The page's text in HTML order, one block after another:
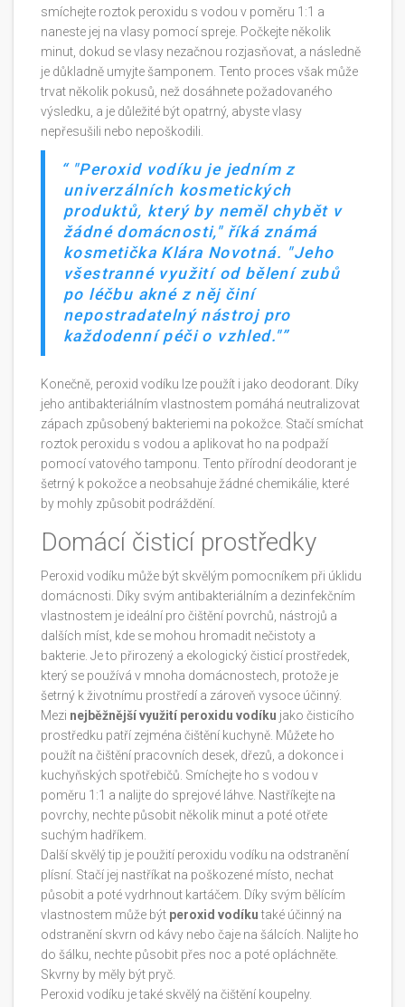
smíchejte roztok peroxidu s vodou v poměru 1:1 a
naneste jej na vlasy pomocí spreje. Počkejte několik
minut, dokud se vlasy nezačnou rozjasňovat, a následně
je důkladně umyjte šamponem. Tento proces však může
trvat několik pokusů, než dosáhnete požadovaného
výsledku, a je důležité být opatrný, abyste vlasy
nepřesušili nebo nepoškodili.
"Peroxid vodíku je jedním z
univerzálních kosmetických
produktů, který by neměl chybět v
žádné domácnosti," říká známá
kosmetička Klára Novotná. "Jeho
všestranné využití od bělení zubů
po léčbu akné z něj činí
nepostradatelný nástroj pro
každodenní péči o vzhled."
Konečně, peroxid vodíku lze použít i jako deodorant. Díky
jeho antibakteriálním vlastnostem pomáhá neutralizovat
zápach způsobený bakteriemi na pokožce. Stačí smíchat
roztok peroxidu s vodou a aplikovat ho na podpaží
pomocí vatového tamponu. Tento přírodní deodorant je
šetrný k pokožce a neobsahuje žádné chemikálie, které
by mohly způsobit podráždění.
Domácí čisticí prostředky
Peroxid vodíku může být skvělým pomocníkem při úklidu
domácnosti. Díky svým antibakteriálním a dezinfekčním
vlastnostem je ideální pro čištění povrchů, nástrojů a
dalších míst, kde se mohou hromadit nečistoty a
bakterie. Je to přirozený a ekologický čisticí prostředek,
který se používá v mnoha domácnostech, protože je
šetrný k životnímu prostředí a zároveň vysoce účinný.
Mezi nejběžnější využití peroxidu vodíku jako čisticího
prostředku patří zejména čištění kuchyně. Můžete ho
použít na čištění pracovních desek, dřezů, a dokonce i
kuchyňských spotřebičů. Smíchejte ho s vodou v
poměru 1:1 a nalijte do sprejové láhve. Nastříkejte na
povrchy, nechte působit několik minut a poté otřete
suchým hadříkem.
Další skvělý tip je použití peroxidu vodíku na odstranění
plísní. Stačí jej nastříkat na poškozené místo, nechat
působit a poté vydrhnout kartáčem. Díky svým bělícím
vlastnostem může být peroxid vodíkutaké účinný na
odstranění skvrn od kávy nebo čaje na šálcích. Nalijte ho
do šálku, nechte působit přes noc a poté opláchněte.
Skvrny by měly být pryč.
Peroxid vodíku je také skvělý na čištění koupelny.